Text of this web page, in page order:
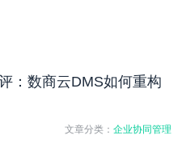
：数商云DMS如何重构
文章分类：企业协同管理